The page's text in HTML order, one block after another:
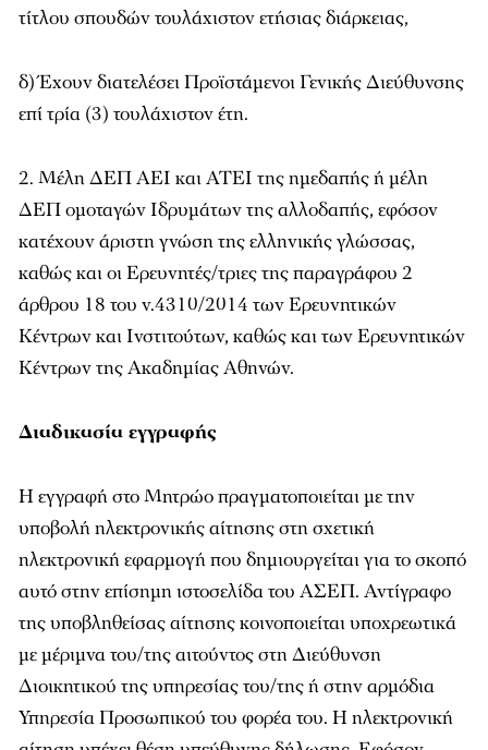
τίτλου σπουδών τουλάχιστον ετήσιας διάρκειας,
δ) Έχουν διατελέσει Προϊστάμενοι Γενικής Διεύθυνσης
επί τρία (3) τουλάχιστον έτη.
2. Μέλη ΔΕΠ ΑΕΙ και ΑΤΕΙ της ημεδαπής ή μέλη
ΔΕΠ ομοταγών Ιδρυμάτων της αλλοδαπής, εφόσον
κατέχουν άριστη γνώση της ελληνικής γλώσσας,
καθώς και οι Ερευνητές/τριες της παραγράφου 2
άρθρου 18 του ν.4310/2014 των Ερευνητικών
Κέντρων και Ινστιτούτων, καθώς και των Ερευνητικών
Κέντρων της Ακαδημίας Αθηνών.
Διαδικασία εγγραφής
Η εγγραφή στο Μητρώο πραγματοποιείται με την
υποβολή ηλεκτρονικής αίτησης στη σχετική
ηλεκτρονική εφαρμογή που δημιουργείται για το σκοπό
αυτό στην επίσημη ιστοσελίδα του ΑΣΕΠ. Αντίγραφο
της υποβληθείσας αίτησης κοινοποιείται υποχρεωτικά
με μέριμνα του/της αιτούντος στη Διεύθυνση
Διοικητικού της υπηρεσίας του/της ή στην αρμόδια
Υπηρεσία Προσωπικού του φορέα του. Η ηλεκτρονική